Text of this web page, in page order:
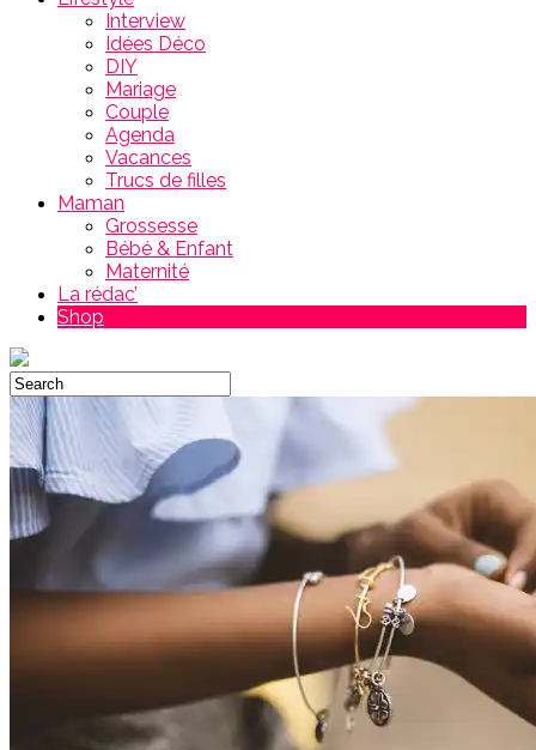
Interview
Idées Déco
DIY
Mariage
Couple
Agenda
Vacances
Trucs de filles
Maman
Grossesse
Bébé & Enfant
Maternité
La rédac’
Shop